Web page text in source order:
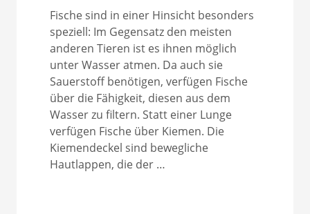
Fische sind in einer Hinsicht besonders
speziell: Im Gegensatz den meisten
anderen Tieren ist es ihnen möglich
unter Wasser atmen. Da auch sie
Sauerstoff benötigen, verfügen Fische
über die Fähigkeit, diesen aus dem
Wasser zu filtern. Statt einer Lunge
verfügen Fische über Kiemen. Die
Kiemendeckel sind bewegliche
Hautlappen, die der …